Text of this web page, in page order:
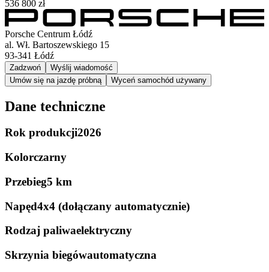
536 800 zł
Porsche Centrum Łódź
al. Wł. Bartoszewskiego 15
93-341 Łódź
Zadzwoń
Wyślij wiadomość
Umów się na jazdę próbną
Wyceń samochód używany
Dane techniczne
Rok produkcji2026
Kolorczarny
Przebieg5 km
Napęd4x4 (dołączany automatycznie)
Rodzaj paliwaelektryczny
Skrzynia biegówautomatyczna